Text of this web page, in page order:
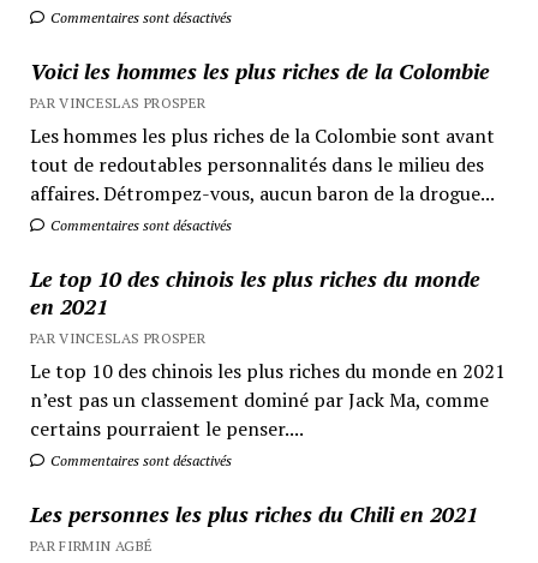
Commentaires sont désactivés
Voici les hommes les plus riches de la Colombie
PAR VINCESLAS PROSPER
Les hommes les plus riches de la Colombie sont avant
tout de redoutables personnalités dans le milieu des
affaires. Détrompez-vous, aucun baron de la drogue...
Commentaires sont désactivés
Le top 10 des chinois les plus riches du monde
en 2021
PAR VINCESLAS PROSPER
Le top 10 des chinois les plus riches du monde en 2021
n’est pas un classement dominé par Jack Ma, comme
certains pourraient le penser....
Commentaires sont désactivés
Les personnes les plus riches du Chili en 2021
PAR FIRMIN AGBÉ